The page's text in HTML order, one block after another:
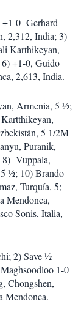
+1-0 Gerhard
2,312, India; 3)
Karthikeyan,
+1-0, Guido
2,613, India.
Armenia, 5 ½;
5 1/2M
Puranik,
8) Vuppala,
½; 10) Brando
Turquía, 5;
Mendonca,
Sonis, Italia,
2) Save ½
1-0
Chongshen,
Mendonca.